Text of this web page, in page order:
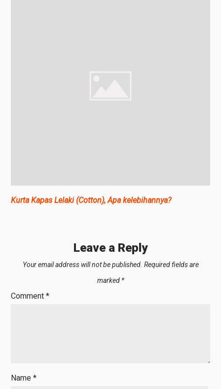
Kurta Kapas Lelaki (Cotton), Apa kelebihannya?
Leave a Reply
Your email address will not be published. Required fields are
marked *
Comment*
Name*